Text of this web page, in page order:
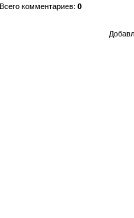
Всего комментариев:0